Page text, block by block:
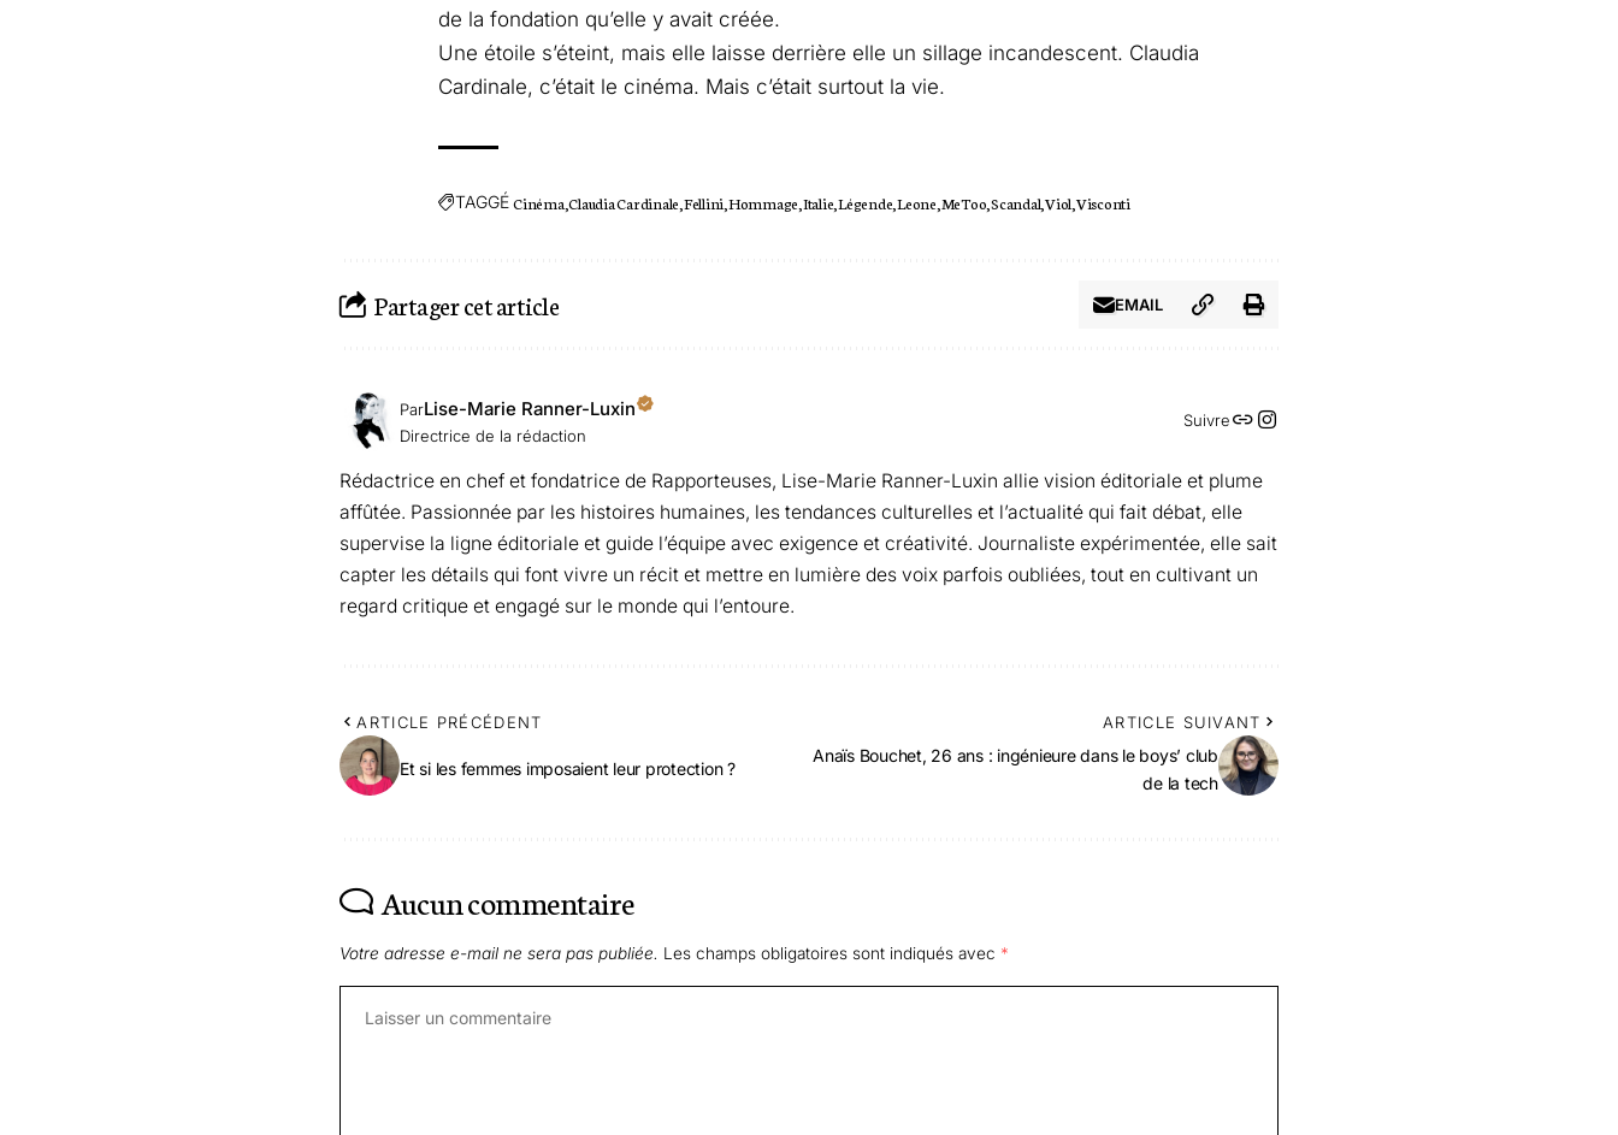
de la fondation qu’elle y avait créée.
Une étoile s’éteint, mais elle laisse derrière elle un sillage incandescent. Claudia
Cardinale, c’était le cinéma. Mais c’était surtout la vie.
TAGGÉCinéma Claudia Cardinale Fellini Hommage Italie Légende Leone MeToo Scandal Viol Visconti
Partager cet article EMAIL
ParLise-Marie Ranner-Luxin
Directrice de la rédaction
Suivre
Rédactrice en chef et fondatrice de Rapporteuses, Lise-Marie Ranner-Luxin allie vision éditoriale et plume
affûtée. Passionnée par les histoires humaines, les tendances culturelles et l’actualité qui fait débat, elle
supervise la ligne éditoriale et guide l’équipe avec exigence et créativité. Journaliste expérimentée, elle sait
capter les détails qui font vivre un récit et mettre en lumière des voix parfois oubliées, tout en cultivant un
regard critique et engagé sur le monde qui l’entoure.
ARTICLE PRÉCÉDENT
Et si les femmes imposaient leur protection ?
ARTICLE SUIVANT
Anaïs Bouchet, 26 ans : ingénieure dans le boys’ club
de la tech
Aucun commentaire
Votre adresse e-mail ne sera pas publiée. Les champs obligatoires sont indiqués avec *